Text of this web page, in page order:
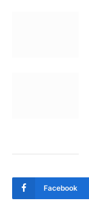
Facebook